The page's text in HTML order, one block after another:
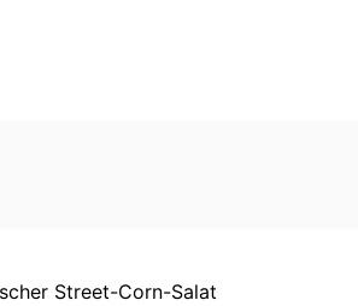
Street-Corn-Salat